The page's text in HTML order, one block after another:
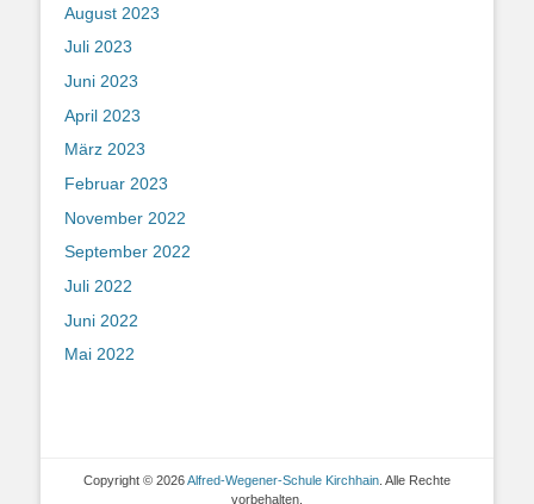
August 2023
Juli 2023
Juni 2023
April 2023
März 2023
Februar 2023
November 2022
September 2022
Juli 2022
Juni 2022
Mai 2022
Copyright © 2026Alfred-Wegener-Schule Kirchhain . Alle Rechte
vorbehalten.